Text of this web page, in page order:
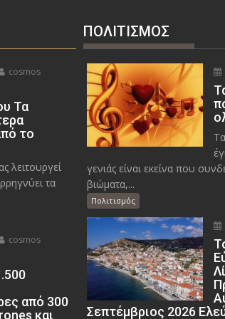
cosmos
Τα
το
λειτουργεί
τα
cosmos
από 300
και
ΠΟΛΙΤΙΣΜΟΣ
γενιάς είναι εκείνα που
βιώματα,...
Πολιτισμός
Σεπτέμβριος 2026